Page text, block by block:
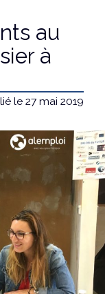
au
à
le 27 mai 2019